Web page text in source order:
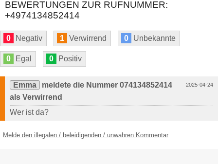
BEWERTUNGEN ZUR RUFNUMMER:
+4974134852414
0 Negativ 1 Verwirrend 0 Unbekannte
0 Egal 0 Positiv
2025-04-24
Emma
meldete die Nummer 074134852414
als Verwirrend
Wer ist da?
Melde den illegalen / beleidigenden / unwahren Kommentar